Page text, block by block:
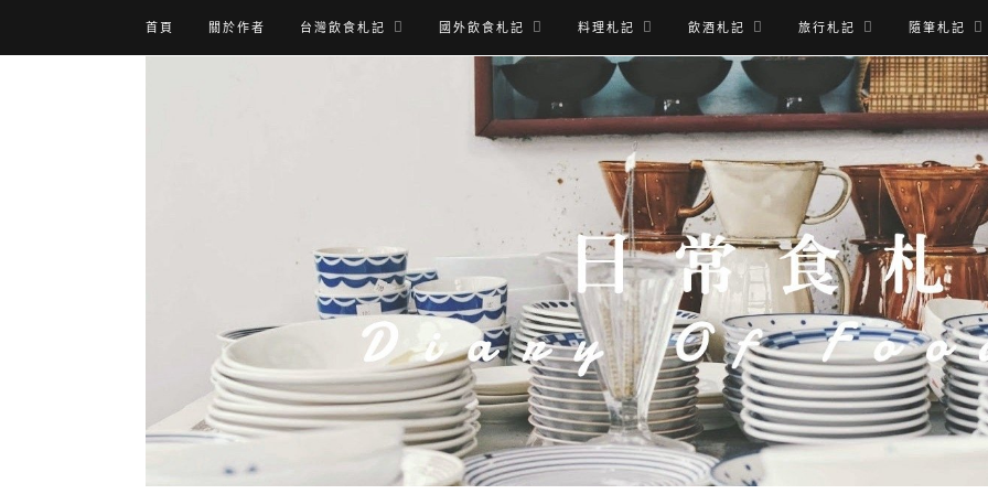
首頁 關於作者 台灣飲食札記 國外飲食札記 料理札記 飲酒札記 旅行札記 隨筆札記